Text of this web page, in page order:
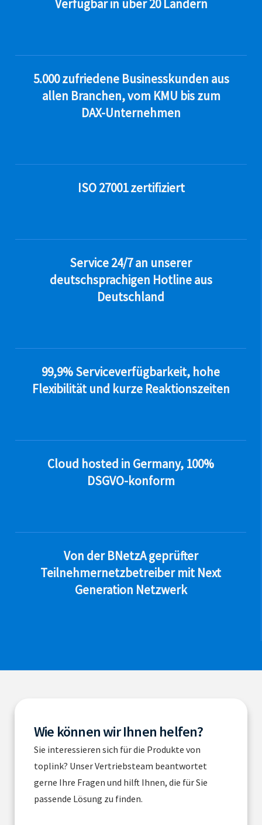
Verfügbar in über 20 Ländern
5.000 zufriedene Businesskunden aus
allen Branchen, vom KMU bis zum
DAX-Unternehmen
ISO 27001 zertifiziert
Service 24/7 an unserer
deutschsprachigen Hotline aus
Deutschland
99,9% Serviceverfügbarkeit, hohe
Flexibilität und kurze Reaktionszeiten
Cloud hosted in Germany, 100%
DSGVO-konform
Von der BNetzA geprüfter
Teilnehmernetzbetreiber mit Next
Generation Netzwerk
Wie können wir Ihnen helfen?
Sie interessieren sich für die Produkte von
toplink? Unser Vertriebsteam beantwortet
gerne Ihre Fragen und hilft Ihnen, die für Sie
passende Lösung zu finden.